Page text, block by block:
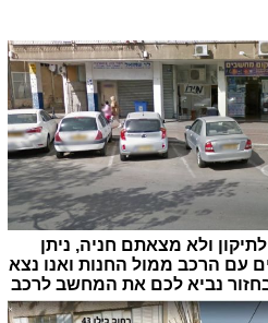
ולא מצאתם חניה, ניתן
הרכב ממול החנות ואנו נצא
נביא לכם את המחשב לרכב